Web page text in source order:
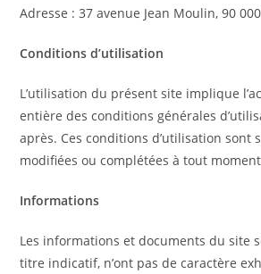
Adresse : 37 avenue Jean Moulin, 90
Conditions d’utilisation
L’utilisation du présent site implique
entière des conditions générales
après. Ces conditions d’utilisation sont
modifiées ou complétées à tout
Informations
Les informations et documents du site
titre indicatif, n’ont pas de caractère